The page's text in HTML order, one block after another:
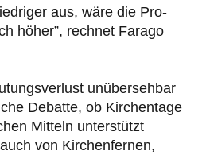
aus, wäre die Pro-
höher”, rechnet Farago
unübersehbar
Debatte, ob Kirchentage
Mitteln unterstützt
von Kirchenfernen,